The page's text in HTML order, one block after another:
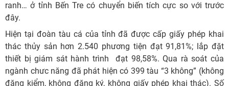
ranh… ở tỉnh Bến Tre có chuyển biến tích cực so với trước
đây.
Hiện tại đoàn tàu cá của tỉnh đã được cấp giấy phép khai
thác thủy sản hơn 2.540 phương tiện đạt 91,81%; lắp đặt
thiết bị giám sát hành trình đạt 98,58%. Qua rà soát của
ngành chưc năng đã phát hiện có 399 tàu “3 không” (không
đăng kiểm, không đăng ký, không giấy phép khai thác). Số